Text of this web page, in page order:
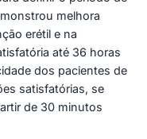
melhora
erétil e na
até 36 horas
dos pacientes de
satisfatórias, se
de 30 minutos